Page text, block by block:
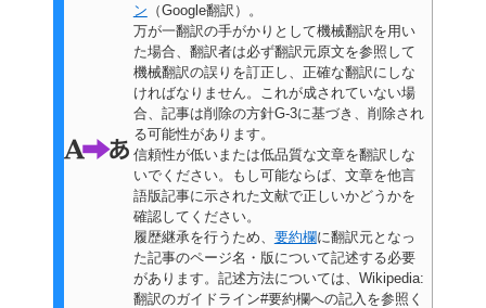
ン （Google翻訳）。
万が一翻訳の手がかりとして機械翻訳を用い
た場合、翻訳者は必ず翻訳元原文を参照して
機械翻訳の誤りを訂正し、正確な翻訳にしな
ければなりません。これが成されていない場
合、 記事は削除の方針G-3に基づき、削除され
る可能性があります。
信頼性が低いまたは低品質な文章を翻訳しな
いでください。もし可能ならば、文章を他言
語版記事に示された文献で正しいかどうかを
確認してください。
履歴継承を行うため、 要約欄に翻訳元となっ
た記事のページ名・版について記述する必要
があります。記述方法については、Wikipedia:
翻訳のガイドライン#要約欄への記入を参照く